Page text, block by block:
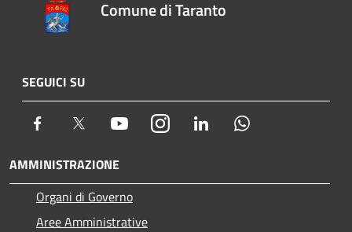
Comune di Taranto
SEGUICI SU
Facebook Twitter YoutubeInstagram LinkedIn
AMMINISTRAZIONE
Organi di Governo
Aree Amministrative